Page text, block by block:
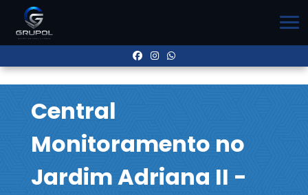
Central
Monitoramento no
Jardim Adriana II -